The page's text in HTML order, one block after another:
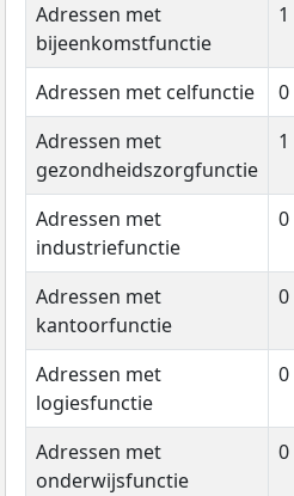
Adressen met
bijeenkomstfunctie
1
Adressen met celfunctie 0
Adressen met
gezondheidszorgfunctie
1
Adressen met
industriefunctie
0
Adressen met
kantoorfunctie
0
Adressen met
logiesfunctie
0
Adressen met
onderwijsfunctie
0